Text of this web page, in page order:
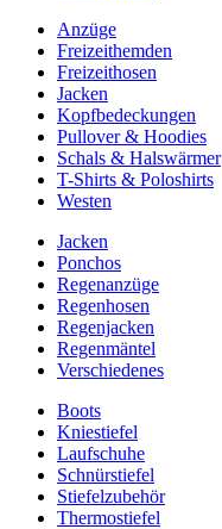
Anzüge
Freizeithemden
Freizeithosen
Jacken
Kopfbedeckungen
Pullover & Hoodies
Schals & Halswärmer
T-Shirts & Poloshirts
Westen
Jacken
Ponchos
Regenanzüge
Regenhosen
Regenjacken
Regenmäntel
Verschiedenes
Boots
Kniestiefel
Laufschuhe
Schnürstiefel
Stiefelzubehör
Thermostiefel